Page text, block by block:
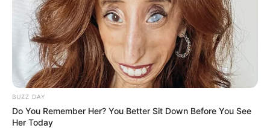
BUZZ DAY
Do You Remember Her? You Better Sit Down Before You See
Her Today